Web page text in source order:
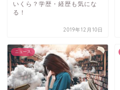
いくら？学歴・経歴も気にな
る！
2019年12月10日
ニュース